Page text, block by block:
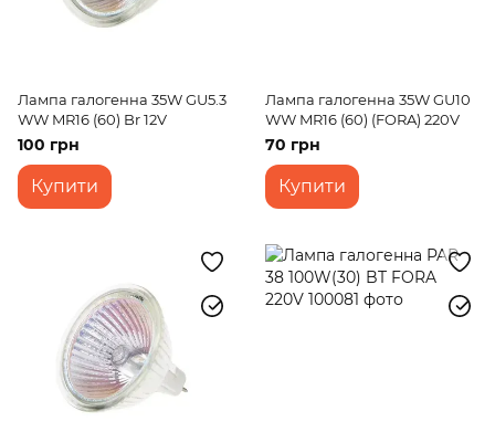
Лампа галогенна 35W GU5.3
WW MR16 (60) Br 12V
100 грн
Купити
Лампа галогенна 35W GU10
WW MR16 (60) (FORA) 220V
70 грн
Купити